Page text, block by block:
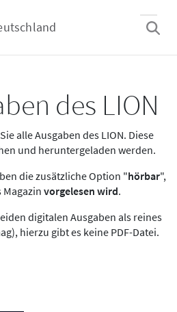
des LION
alle Ausgaben des LION. Diese
und heruntergeladen werden.
die zusätzliche Option "hörbar",
Magazin vorgelesen wird.
digitalen Ausgaben als reines
hierzu gibt es keine PDF-Datei.